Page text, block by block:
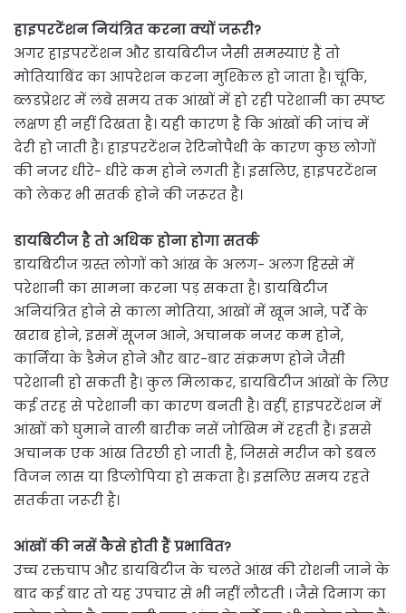
हाइपरटेंशन नियंत्रित करना क्यों जरूरी?
अगर हाइपरटेंशन और डायबिटीज जैसी समस्याएं हैं तो
मोतियाबिंद का आपरेशन करना मुश्किल हो जाता है। चूंकि,
ब्लडप्रेशर में लंबे समय तक आंखों में हो रही परेशानी का स्पष्ट
लक्षण ही नहीं दिखता है। यही कारण है कि आंखों की जांच में
देरी हो जाती है। हाइपरटेंशन रेटिनोपैथी के कारण कुछ लोगों
की नजर धीरे- धीरे कम होने लगती हैं। इसलिए, हाइपरटेंशन
को लेकर भी सतर्क होने की जरूरत है।
डायबिटीज है तो अधिक होना होगा सतर्क
डायबिटीज ग्रस्त लोगों को आंख के अलग- अलग हिस्से में
परेशानी का सामना करना पड़ सकता है। डायबिटीज
अनियंत्रित होने से काला मोतिया, आंखों में खून आने, पर्दे के
खराब होने, इसमें सूजन आने, अचानक नजर कम होने,
कार्निया के डैमेज होने और बार-बार संक्रमण होने जैसी
परेशानी हो सकती है। कुल मिलाकर, डायबिटीज आंखों के लिए
कई तरह से परेशानी का कारण बनती है। वहीं, हाइपरटेंशन में
आंखों को घुमाने वाली बारीक नसें जोखिम में रहती हैं। इससे
अचानक एक आंख तिरछी हो जाती है, जिससे मरीज को डबल
विजन लास या डिप्लोपिया हो सकता है। इसलिए समय रहते
सतर्कता जरूरी है।
आंखों की नसें कैसे होती हैं प्रभावित?
उच्च रक्तचाप और डायबिटीज के चलते आंख की रोशनी जाने के
बाद कई बार तो यह उपचार से भी नहीं लौटती । जैसे दिमाग का